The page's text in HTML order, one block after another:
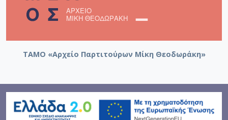
ΤΑΜΟ «Αρχείο Παρτιτούρων Μίκη Θεοδωράκη»